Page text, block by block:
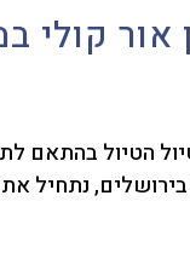
הטיול הטיול
נתחיל